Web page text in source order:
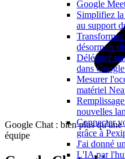
Google
Simplifiez la
au support
désormais
Déléguer
dans
Mesurer
matériel
nouvelles
Connecter
grâce à
J'ai donné
L'IA par
Google Chat : bien plus qu'une
équipe